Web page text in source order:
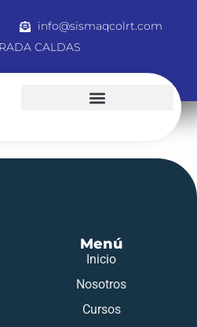
info@sismaqcolrt.com
CALDAS
Menú
Inicio
Nosotros
Cursos